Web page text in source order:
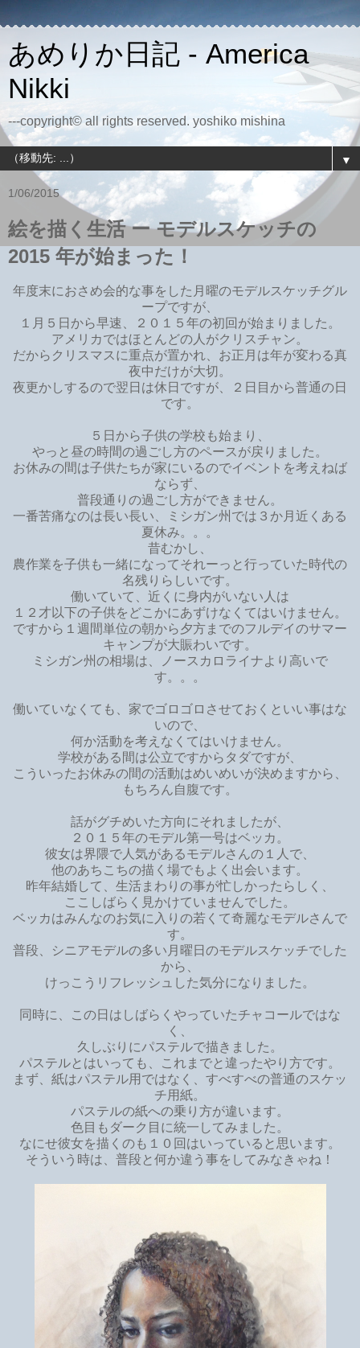
あめりか日記 - America
Nikki
---copyright© all rights reserved. yoshiko mishina
▼
1/06/2015
絵を描く生活 ー モデルスケッチの
2015 年が始まった！
年度末におさめ会的な事をした月曜のモデルスケッチグル
ープですが、
１月５日から早速、２０１５年の初回が始まりました。
アメリカではほとんどの人がクリスチャン。
だからクリスマスに重点が置かれ、お正月は年が変わる真
夜中だけが大切。
夜更かしするので翌日は休日ですが、２日目から普通の日
です。
５日から子供の学校も始まり、
やっと昼の時間の過ごし方のペースが戻りました。
お休みの間は子供たちが家にいるのでイベントを考えねば
ならず、
普段通りの過ごし方ができません。
一番苦痛なのは長い長い、ミシガン州では３か月近くある
夏休み。。。
昔むかし、
農作業を子供も一緒になってそれーっと行っていた時代の
名残りらしいです。
働いていて、近くに身内がいない人は
１２才以下の子供をどこかにあずけなくてはいけません。
ですから１週間単位の朝から夕方までのフルデイのサマー
キャンプが大賑わいです。
ミシガン州の相場は、ノースカロライナより高いで
す。。。
働いていなくても、家でゴロゴロさせておくといい事はな
いので、
何か活動を考えなくてはいけません。
学校がある間は公立ですからタダですが、
こういったお休みの間の活動はめいめいが決めますから、
もちろん自腹です。
話がグチめいた方向にそれましたが、
２０１５年のモデル第一号はベッカ。
彼女は界隈で人気があるモデルさんの１人で、
他のあちこちの描く場でもよく出会います。
昨年結婚して、生活まわりの事が忙しかったらしく、
ここしばらく見かけていませんでした。
ベッカはみんなのお気に入りの若くて奇麗なモデルさんで
す。
普段、シニアモデルの多い月曜日のモデルスケッチでした
から、
けっこうリフレッシュした気分になりました。
同時に、この日はしばらくやっていたチャコールではな
く、
久しぶりにパステルで描きました。
パステルとはいっても、これまでと違ったやり方です。
まず、紙はパステル用ではなく、すべすべの普通のスケッ
チ用紙。
パステルの紙への乗り方が違います。
色目もダーク目に統一してみました。
なにせ彼女を描くのも１０回はいっていると思います。
そういう時は、普段と何か違う事をしてみなきゃね！